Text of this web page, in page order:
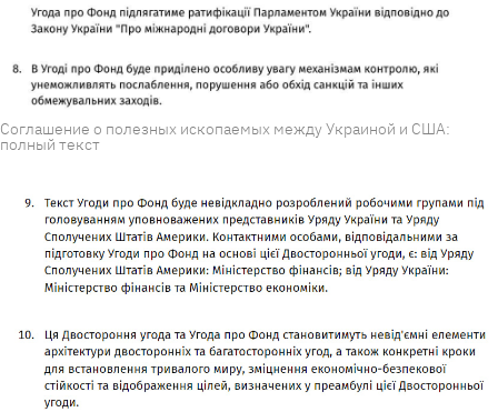
Соглашение о полезных ископаемых между Украиной и США:
полный текст